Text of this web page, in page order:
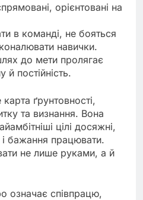
орієнтовані на
в команді, не бояться
навички.
до мети пролягає
й постійність.
ґрунтовності,
та визнання. Вона
цілі досяжні,
бажання працювати.
не лише руками, а й
означає співпрацю,